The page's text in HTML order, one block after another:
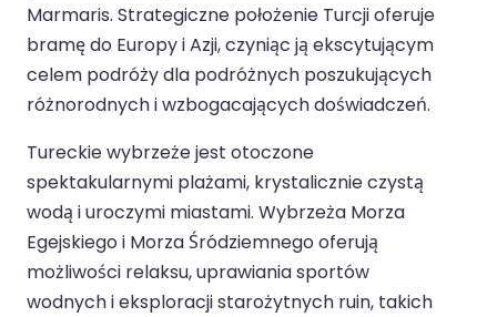
Marmaris. Strategiczne położenie Turcji oferuje
bramę do Europy i Azji, czyniąc ją ekscytującym
celem podróży dla podróżnych poszukujących
różnorodnych i wzbogacających doświadczeń.
Tureckie wybrzeże jest otoczone
spektakularnymi plażami, krystalicznie czystą
wodą i uroczymi miastami. Wybrzeża Morza
Egejskiego i Morza Śródziemnego oferują
możliwości relaksu, uprawiania sportów
wodnych i eksploracji starożytnych ruin, takich